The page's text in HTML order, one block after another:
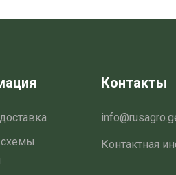
Контакты
Контактная